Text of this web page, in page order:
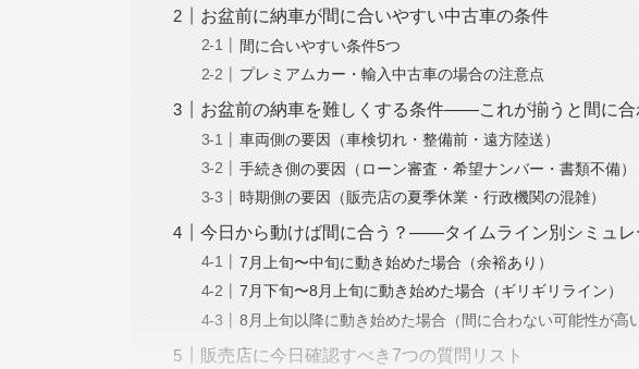
お盆前に納車が間に合いやすい中古車の条件
間に合いやすい条件5つ
プレミアムカー・輸入中古車の場合の注意点
お盆前の納車を難しくする条件——これが揃うと間に合
車両側の要因（車検切れ・整備前・遠方陸送）
手続き側の要因（ローン審査・希望ナンバー・書類不備）
時期側の要因（販売店の夏季休業・行政機関の混雑）
今日から動けば間に合う？——タイムライン別シミュレ
7月上旬〜中旬に動き始めた場合（余裕あり）
7月下旬〜8月上旬に動き始めた場合（ギリギリライン）
8月上旬以降に動き始めた場合（間に合わない可能性が高
販売店に今日確認すべき7つの質問リスト